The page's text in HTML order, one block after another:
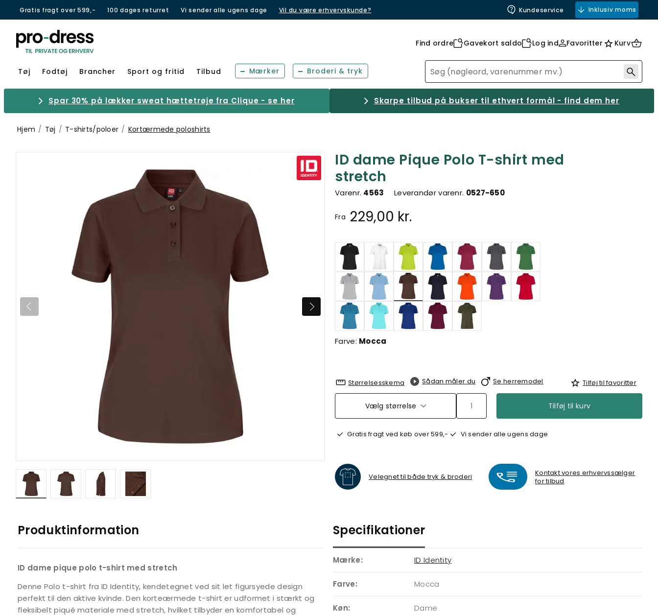
Gratis fragt over 599,- 100 dages returret Vi sender alle ugens dage Vil du være erhvervskunde? Kundeservice Inklusiv moms
Find ordre Gavekort saldo Log ind Favoritter Kurv
Tøj Fodtøj Brancher Sport og fritid Tilbud Mærker Broderi & tryk
Spar 30% på lækker sweat hættetrøje fra Clique - se her Skarpe tilbud på bukser til ethvert formål - find dem her
Hjem Tøj T-shirts/poloer Kortærmede poloshirts
ID dame Pique Polo T-shirt med
stretch
Varenr. 4563 Leverandør varenr. 0527-650
Fra 229,00 kr.
valgte
Farve: Mocca
Størrelsesskema Sådan måler du Se herremodel Tilføj til favoritter
Vælg størrelse Tilføj til kurv
Gratis fragt ved køb over 599,- Vi sender alle ugens dage
Velegnet til både tryk & broderi
Kontakt vores erhvervssælger
for tilbud
Produktinformation
ID dame pique polo t-shirt med stretch
Denne Polo t-shirt fra ID Identity, kendetegnet ved sit let figursyede design
perfekt til den aktive kvinde. Den korteærmede t-shirt er udformet i stærkt og
fleksibelt piqué materiale med stretch, hvilket tilbyder en komfortabel og
Specifikationer
Mærke: ID Identity
Farve: Mocca
Køn: Dame